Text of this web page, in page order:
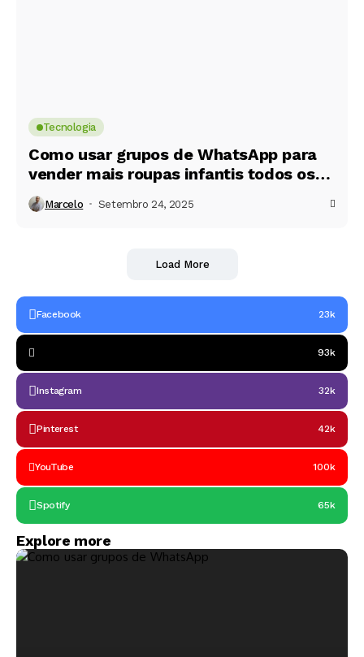
Tecnologia
Como usar grupos de WhatsApp para
vender mais roupas infantis todos os
dias
Marcelo Setembro 24, 2025
Load More
Facebook 23k
93k
Instagram 32k
Pinterest 42k
YouTube 100k
Spotify 65k
Explore more